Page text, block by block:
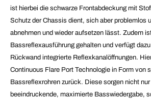
ist hierbei die schwarze Frontabdeckung mit
Schutz der Chassis dient, sich aber problemlos
abnehmen und wieder aufsetzen lässt. Zudem
Bassreflexausführung gehalten und verfügt
Rückwand integrierte Reflexkanalöffnungen.
Continuous Flare Port Technologie in Form von
Bassreflexrohren zurück. Diese sorgen nicht
beeindruckende, maximierte Basswiedergabe,